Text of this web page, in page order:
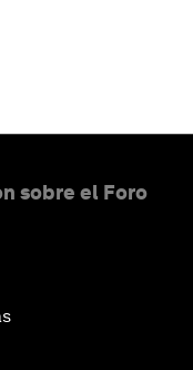
sobre el Foro